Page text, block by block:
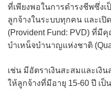
ที่เพียงพอในการดำรงชีพซึ่ง
ลูกจ้างในระบบทุกคน และเปิ
(Provident Fund: PVD) ที่มี
บำเหน็จบำนาญแห่งชาติ
เช่น มีอัตราเงินสะสมและเงิ
ให้ลูกจ้างที่มีอายุ 15-60 ปี เ